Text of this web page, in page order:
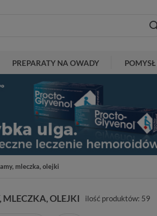
PREPARATY NA OWADY
mleczka, olejki
MLECZKA, OLEJKI ilość produktów: 59